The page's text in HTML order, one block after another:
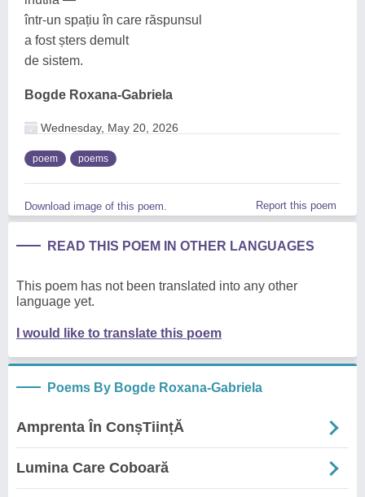
într-un spațiu în care răspunsul
a fost șters demult
de sistem.
Bogde Roxana-Gabriela
Wednesday, May 20, 2026
poem poems
Download image of this poem. Report this poem
READ THIS POEM IN OTHER LANGUAGES
This poem has not been translated into any other
language yet.
I would like to translate this poem
Poems By Bogde Roxana-Gabriela
Amprenta În ConșTiințĂ
Lumina Care Coboară